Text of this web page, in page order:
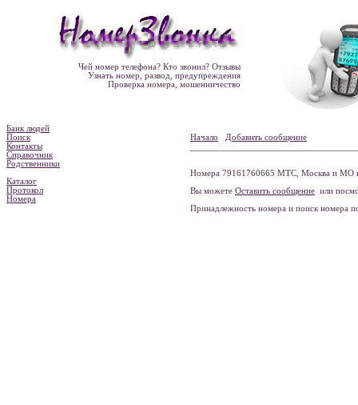
Чей номер телефона? Кто звонил? Отзывы
Узнать номер, развод, предупреждения
Проверка номера, мошенничество
Банк людей
Поиск
Контакты
Справочник
Родственники
Каталог
Протокол
Номера
Начало Добавить сообщение
Номера 79161760665 МТС, Москва и МО
Вы можете Оставить сообщение или
Принадлежность номера и поиск номера